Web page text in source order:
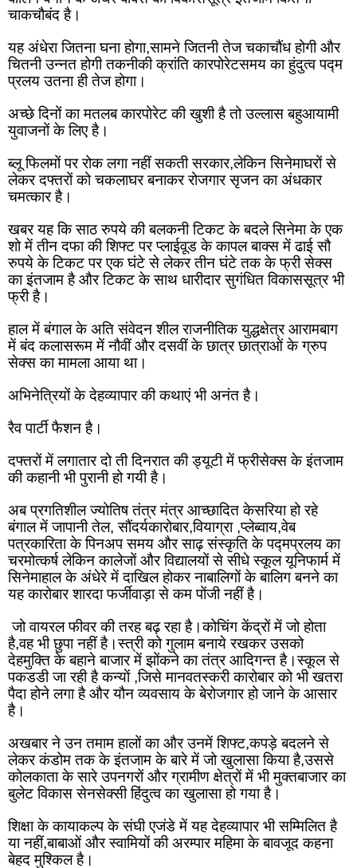
चाकचौबंद है।
यह अंधेरा जितना घना होगा,सामने जितनी तेज चकाचौंध होगी और
चितनी उन्नत होगी तकनीकी क्रांति कारपोरेटसमय का हुंदुत्व पद्म
प्रलय उतना ही तेज होगा।
अच्छे दिनों का मतलब कारपोरेट की खुशी है तो उल्लास बहुआयामी
युवाजनों के लिए है।
ब्लू फिलमों पर रोक लगा नहीं सकती सरकार,लेकिन सिनेमाघरों से
लेकर दफ्तरों को चकलाघर बनाकर रोजगार सृजन का अंधकार
चमत्कार है।
खबर यह कि साठ रुपये की बलकनी टिकट के बदले सिनेमा के एक
शो में तीन दफा की शिफ्ट पर प्लाईवूड के कापल बाक्स में ढाई सौ
रुपये के टिकट पर एक घंटे से लेकर तीन घंटे तक के फ्री सेक्स
का इंतजाम है और टिकट के साथ धारीदार सुगंधित विकाससूत्र भी
फ्री है।
हाल में बंगाल के अति संवेदन शील राजनीतिक युद्धक्षेत्र आरामबाग
में बंद कलासरूम में नौवीं और दसवीं के छात्र छात्राओं के ग्रुप
सेक्स का मामला आया था।
अभिनेत्रियों के देहव्यापार की कथाएं भी अनंत है।
रैव पार्टी फैशन है।
दफ्तरों में लगातार दो ती दिनरात की ड्यूटी में फ्रीसेक्स के इंतजाम
की कहानी भी पुरानी हो गयी है।
अब प्रगतिशील ज्योतिष तंत्र मंत्र आच्छादित केसरिया हो रहे
बंगाल में जापानी तेल, सौंदर्यकारोबार,वियाग्रा ,प्लेब्वाय,वेब
पत्रकारिता के पिनअप समय और साढ़ संस्कृति के पद्मप्रलय का
चरमोत्कर्ष लेकिन कालेजों और विद्यालयों से सीधे स्कूल यूनिफार्म में
सिनेमाहाल के अंधेरे में दाखिल होकर नाबालिगों के बालिग बनने का
यह कारोबार शारदा फर्जीवाड़ा से कम पोंजी नहीं है।
जो वायरल फीवर की तरह बढ़ रहा है।कोचिंग केंद्रों में जो होता
है,वह भी छुपा नहीं है।स्त्री को गुलाम बनाये रखकर उसको
देहमुक्ति के बहाने बाजार में झोंकने का तंत्र आदिगन्त है।स्कूल से
पकडडी जा रही है कन्याें ,जिसे मानवतस्करी कारोबार को भी खतरा
पैदा होने लगा है और यौन व्यवसाय के बेरोजगार हो जाने के आसार
है।
अखबार ने उन तमाम हालों का और उनमें शिफ्ट,कपड़े बदलने से
लेकर कंडोम तक के इंतजाम के बारे में जो खुलासा किया है,उससे
कोलकाता के सारे उपनगरों और ग्रामीण क्षेत्रों में भी मुक्तबाजार का
बुलेट विकास सेनसेक्सी हिंदुत्व का खुलासा हो गया है।
शिक्षा के कायाकल्प के संघी एजंडे में यह देहव्यापार भी सम्मिलित है
या नहीं,बाबाओं और स्वामियों की अरम्पार महिमा के बावजूद कहना
बेहद मुश्किल है।